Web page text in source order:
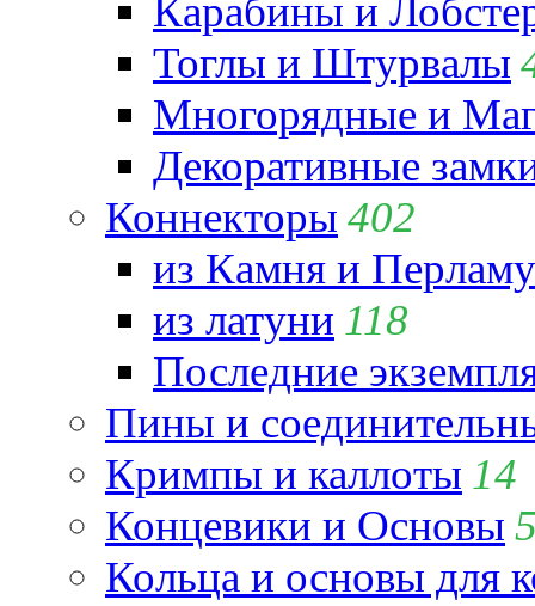
Карабины и
Тоглы и Штурвалы
Многорядные и
Декоративные
Коннекторы 402
из Камня и
из латуни 118
Последние
Пины и
Кримпы и каллоты 14
Концевики и Основы
Кольца и основы для